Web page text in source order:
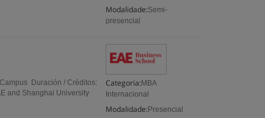
Modalidade:Semi-
presencial
Categoria: MBA
Internacional
Modalidade: Presencial
Duración / Créditos:
and Shanghai University